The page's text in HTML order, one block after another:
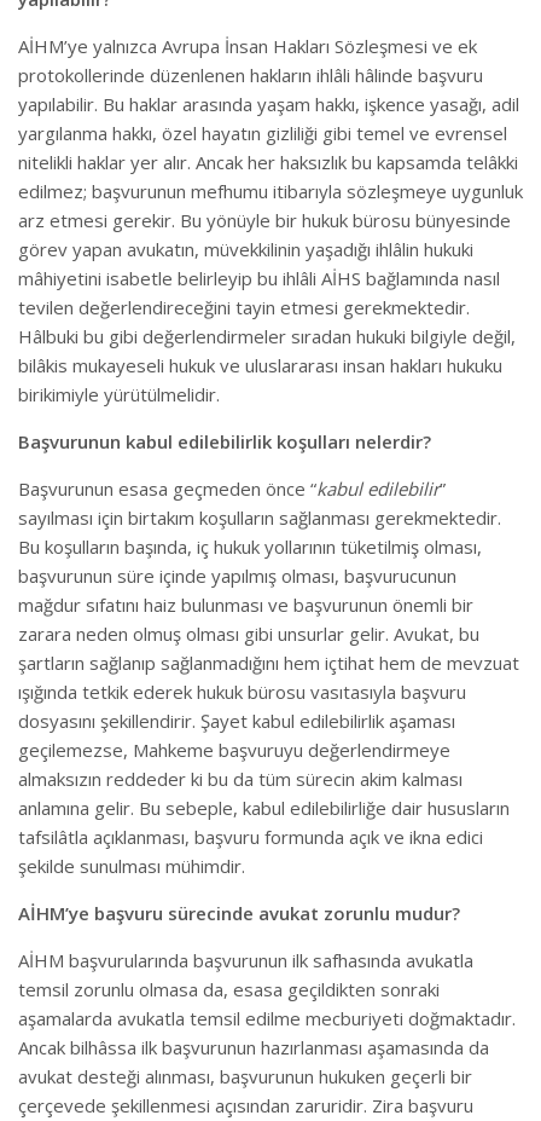
AİHM’ye yalnızca Avrupa İnsan Hakları Sözleşmesi ve ek
protokollerinde düzenlenen hakların ihlâli hâlinde başvuru
yapılabilir. Bu haklar arasında yaşam hakkı, işkence yasağı, adil
yargılanma hakkı, özel hayatın gizliliği gibi temel ve evrensel
nitelikli haklar yer alır. Ancak her haksızlık bu kapsamda telâkki
edilmez; başvurunun mefhumu itibarıyla sözleşmeye uygunluk
arz etmesi gerekir. Bu yönüyle bir hukuk bürosu bünyesinde
görev yapan avukatın, müvekkilinin yaşadığı ihlâlin hukuki
mâhiyetini isabetle belirleyip bu ihlâli AİHS bağlamında nasıl
tevilen değerlendireceğini tayin etmesi gerekmektedir.
Hâlbuki bu gibi değerlendirmeler sıradan hukuki bilgiyle değil,
bilâkis mukayeseli hukuk ve uluslararası insan hakları hukuku
birikimiyle yürütülmelidir.
Başvurunun kabul edilebilirlik koşulları nelerdir?
Başvurunun esasa geçmeden önce “kabul edilebilir”
sayılması için birtakım koşulların sağlanması gerekmektedir.
Bu koşulların başında, iç hukuk yollarının tüketilmiş olması,
başvurunun süre içinde yapılmış olması, başvurucunun
mağdur sıfatını haiz bulunması ve başvurunun önemli bir
zarara neden olmuş olması gibi unsurlar gelir. Avukat, bu
şartların sağlanıp sağlanmadığını hem içtihat hem de mevzuat
ışığında tetkik ederek hukuk bürosu vasıtasıyla başvuru
dosyasını şekillendirir. Şayet kabul edilebilirlik aşaması
geçilemezse, Mahkeme başvuruyu değerlendirmeye
almaksızın reddeder ki bu da tüm sürecin akim kalması
anlamına gelir. Bu sebeple, kabul edilebilirliğe dair hususların
tafsilâtla açıklanması, başvuru formunda açık ve ikna edici
şekilde sunulması mühimdir.
AİHM’ye başvuru sürecinde avukat zorunlu mudur?
AİHM başvurularında başvurunun ilk safhasında avukatla
temsil zorunlu olmasa da, esasa geçildikten sonraki
aşamalarda avukatla temsil edilme mecburiyeti doğmaktadır.
Ancak bilhâssa ilk başvurunun hazırlanması aşamasında da
avukat desteği alınması, başvurunun hukuken geçerli bir
çerçevede şekillenmesi açısından zaruridir. Zira başvuru